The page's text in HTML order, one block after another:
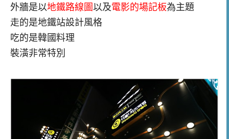
外牆是以地鐵路線圖以及電影的場記板為主題
走的是地鐵站設計風格
吃的是韓國料理
裝潢非常特別